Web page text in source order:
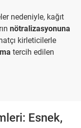
nedeniyle, kağıt
nötralizasyonuna
kirleticilerle
tercih edilen
Esnek,